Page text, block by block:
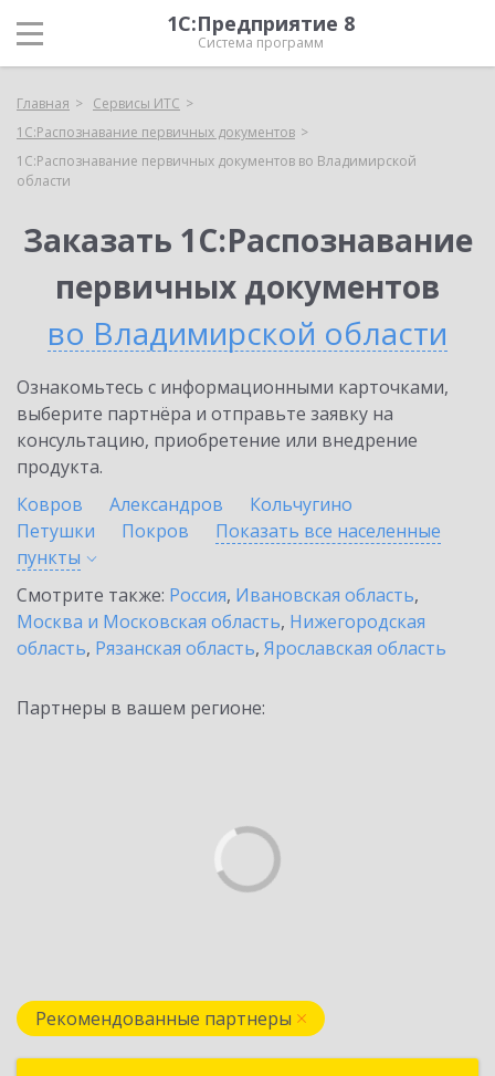
1С:Предприятие 8
Система программ
Главная
Сервисы ИТС
1С:Распознавание первичных документов
1С:Распознавание первичных документов во Владимирской
области
Заказать 1С:Распознавание
первичных документов
во Владимирской области
Ознакомьтесь с информационными карточками,
выберите партнёра и отправьте заявку на
консультацию, приобретение или внедрение
продукта.
Ковров
Александров
Кольчугино
Петушки
Покров
Показать все населенные
пункты
Смотрите также: Россия, Ивановская область,
Москва и Московская область, Нижегородская
область, Рязанская область, Ярославская область
Партнеры в вашем регионе:
Рекомендованные партнеры